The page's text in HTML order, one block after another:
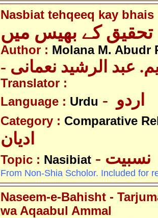
Nasbiat tehqeeq kay bhais
Author : Molana M. Abudr
ایم. عبد الرشید نعمانی
Translator :
Language : Urdu
Category : Comparative
ادیان
Topic : Nasibiat - نسبیت
From Non-Shia Scholor. Included for
Naseem-e-Bahisht -
wa Aqaabul Ammal